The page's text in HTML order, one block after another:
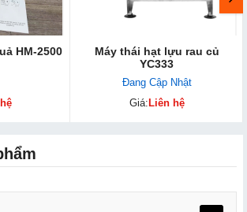
HM-2500
Máy thái hạt lựu rau củ
YC333
Đang Cập Nhật
Giá: Liên hệ